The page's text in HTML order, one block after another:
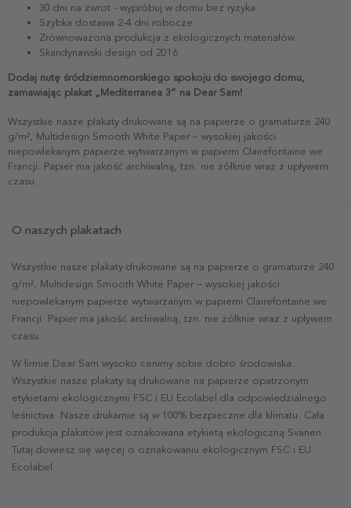
30 dni na zwrot - wypróbuj w domu bez ryzyka
Szybka dostawa 2-4 dni robocze
Zrównoważona produkcja z ekologicznych materiałów
Skandynawski design od 2016
Dodaj nutę śródziemnomorskiego spokoju do swojego domu,
zamawiając plakat „Mediterranea 3” na Dear Sam!
Wszystkie nasze plakaty drukowane są na papierze o gramaturze 240
g/m², Multidesign Smooth White Paper – wysokiej jakości
niepowlekanym papierze wytwarzanym w papierni Clairefontaine we
Francji. Papier ma jakość archiwalną, tzn. nie żółknie wraz z upływem
czasu.
O naszych plakatach
Wszystkie nasze plakaty drukowane są na papierze o gramaturze 240
g/m², Multidesign Smooth White Paper – wysokiej jakości
niepowlekanym papierze wytwarzanym w papierni Clairefontaine we
Francji. Papier ma jakość archiwalną, tzn. nie żółknie wraz z upływem
czasu.
W firmie Dear Sam wysoko cenimy sobie dobro środowiska.
Wszystkie nasze plakaty są drukowane na papierze opatrzonym
etykietami ekologicznymi FSC i EU Ecolabel dla odpowiedzialnego
leśnictwa. Nasze drukarnie są w 100% bezpieczne dla klimatu. Cała
produkcja plakatów jest oznakowana etykietą ekologiczną Svanen.
Tutaj dowiesz się więcej o oznakowaniu ekologicznym FSC i EU
Ecolabel.